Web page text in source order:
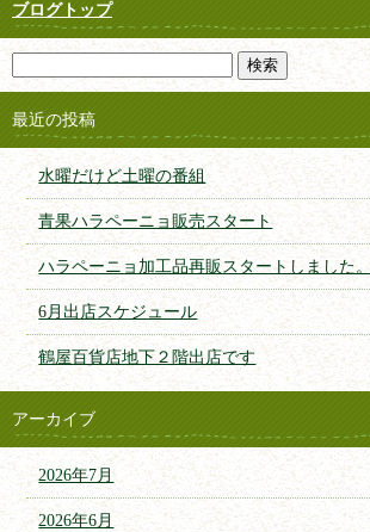
ブログトップ
最近の投稿
水曜だけど土曜の番組
青果ハラペーニョ販売スタート
ハラペーニョ加工品再販スタートしました。
6月出店スケジュール
鶴屋百貨店地下２階出店です
アーカイブ
2026年7月
2026年6月